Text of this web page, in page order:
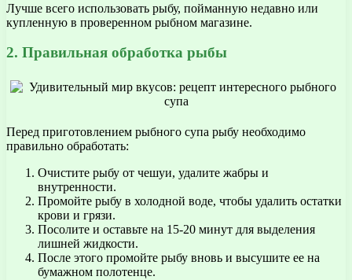
Лучше всего использовать рыбу, пойманную недавно или
купленную в проверенном рыбном магазине.
2. Правильная обработка рыбы
Перед приготовлением рыбного супа рыбу необходимо
правильно обработать:
Очистите рыбу от чешуи, удалите жабры и
внутренности.
Промойте рыбу в холодной воде, чтобы удалить остатки
крови и грязи.
Посолите и оставьте на 15-20 минут для выделения
лишней жидкости.
После этого промойте рыбу вновь и высушите ее на
бумажном полотенце.